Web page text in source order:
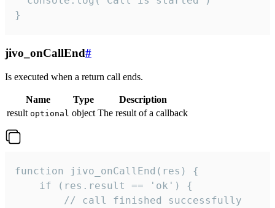
}
jivo_onCallEnd#
Is executed when a return call ends.
Name Type
Description
result optional object The result of a callback
function jivo_onCallEnd(res) {
    if (res.result == 'ok') {
        // call finished successfully